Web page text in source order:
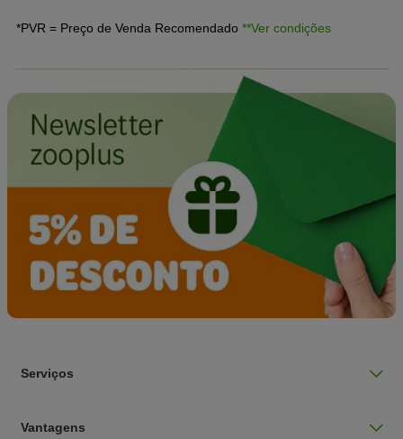
*PVR = Preço de Venda Recomendado **Ver condições
Serviços
Vantagens